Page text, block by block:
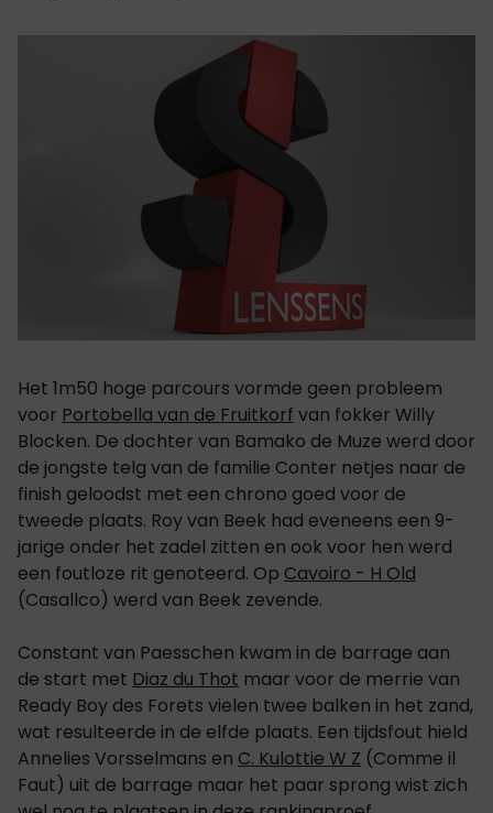
Het 1m50 hoge parcours vormde geen probleem
voor Portobella van de Fruitkorf van fokker Willy
Blocken. De dochter van Bamako de Muze werd door
de jongste telg van de familie Conter netjes naar de
finish geloodst met een chrono goed voor de
tweede plaats. Roy van Beek had eveneens een 9-
jarige onder het zadel zitten en ook voor hen werd
een foutloze rit genoteerd. Op Cavoiro - H Old
(Casallco) werd van Beek zevende.
Constant van Paesschen kwam in de barrage aan
de start met Diaz du Thot maar voor de merrie van
Ready Boy des Forets vielen twee balken in het zand,
wat resulteerde in de elfde plaats. Een tijdsfout hield
Annelies Vorsselmans en C. Kulottie W Z (Comme il
Faut) uit de barrage maar het paar sprong wist zich